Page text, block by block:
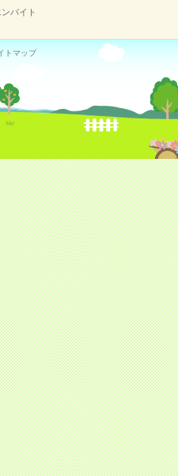
バイト
トマップ